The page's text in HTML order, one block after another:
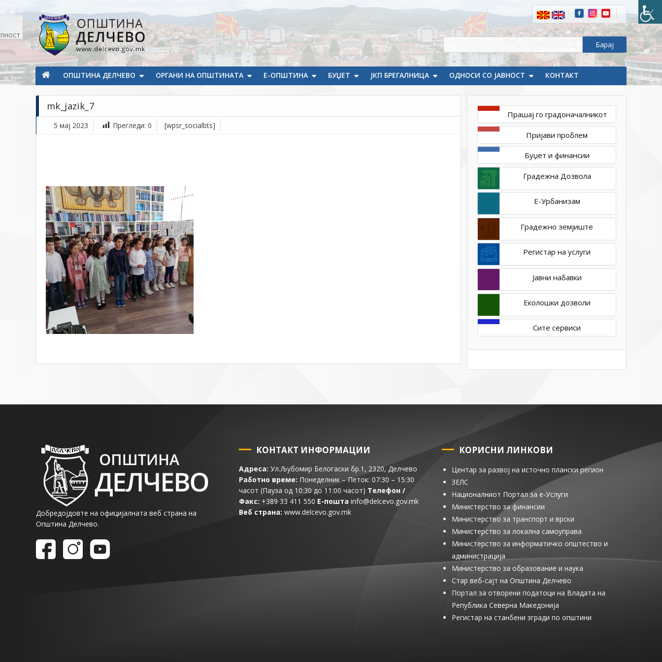
Општина Делчево
Општина Делчево
ОПШТИНА ДЕЛЧЕВО ОРГАНИ НА ОПШТИНАТА Е-ОПШТИНА БУЏЕТ ЈКП БРЕГАЛНИЦА ОДНОСИ СО ЈАВНОСТ КОНТАКТ
mk_jazik_7
5 мај 2023 Прегледи: 0 [wpsr_socialbts]
mk_jazik_7
Прашај го градоначалникот
Пријави проблем
Буџет и финансии
Градежна Дозвола
Е-Урбанизам
Градежно земјиште
Регистар на услуги
Јавни набавки
Еколошки дозволи
Сите сервиси
Добредојдовте на официјалната веб страна на
Општина Делчево.
КОНТАКТ ИНФОРМАЦИИ
Адреса: Ул.Љубомир Белогаски бр.1, 2320, Делчево
Работно време: Понеделник – Петок: 07:30 – 15:30
часот (Пауза од 10:30 до 11:00 часот) Телефон /
Факс: +389 33 411 550 Е-пошта info@delcevo.gov.mk
Веб страна: www.delcevo.gov.mk
КОРИСНИ ЛИНКОВИ
Центар за развој на источно плански регион
ЗЕЛС
Националниот Портал за е-Услуги
Министерство за финансии
Министерство за транспорт и врски
Министерство за локална самоуправа
Министерство за информатичко општество и
администрација
Министерство за образование и наука
Стар веб-сајт на Општина Делчево
Портал за отворени податоци на Владата на
Република Северна Македонија
Регистар на станбени згради по општини